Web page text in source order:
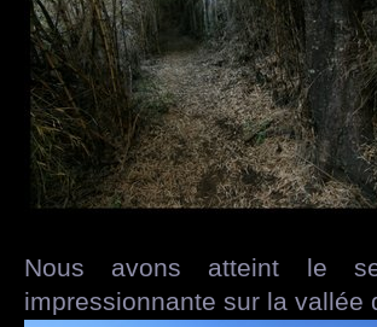
Nous avons atteint le
impressionnante sur la vallée